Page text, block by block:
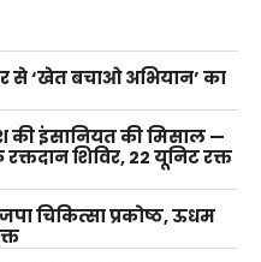
से ‘खेत बचाओ अभियान’ का
इंसानियत की मिसाल —
शिविर, 22 यूनिट रक्त
चिकित्सा प्रकोष्ठ, ऊधम